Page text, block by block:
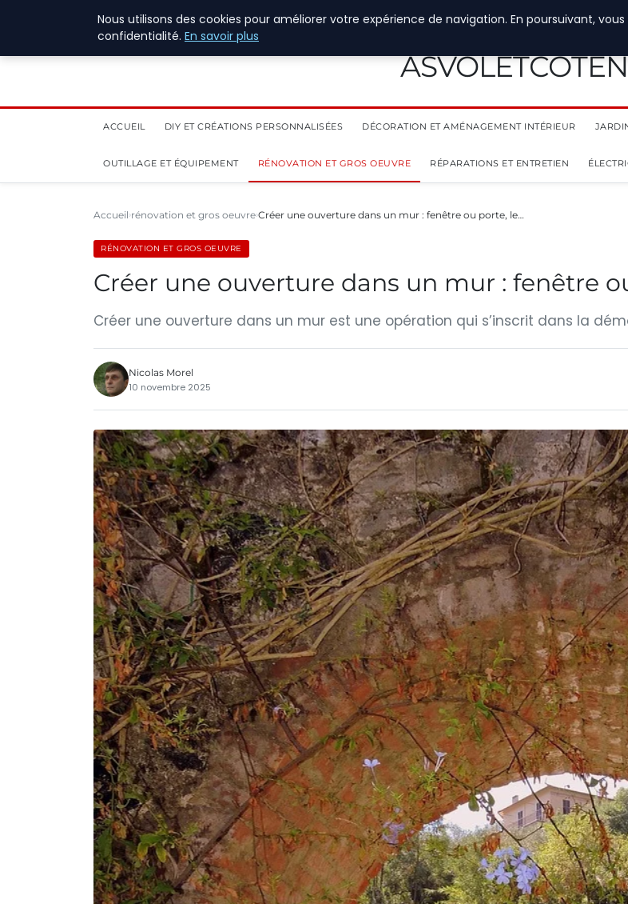
4 août 2026
ACCUEIL DIY ET CRÉATIONS PERSONNALISÉES DÉCORATION ET AMÉNAGEMENT INTÉRIEUR
OUTILLAGE ET ÉQUIPEMENT RÉNOVATION ET GROS OEUVRE RÉPARATIONS ET ENTRETIEN
Accueil rénovation et gros oeuvre Créer une ouverture dans un mur : fenêtre ou porte, le…
RÉNOVATION ET GROS OEUVRE
Créer une ouverture dans un mur : fenêtre
Créer une ouverture dans un mur est une opération qui s’inscrit dans la
Nicolas Morel
10 novembre 2025
Nous utilisons des cookies pour améliorer votre expérience de navigation. En poursuivant,
confidentialité. En savoir plus